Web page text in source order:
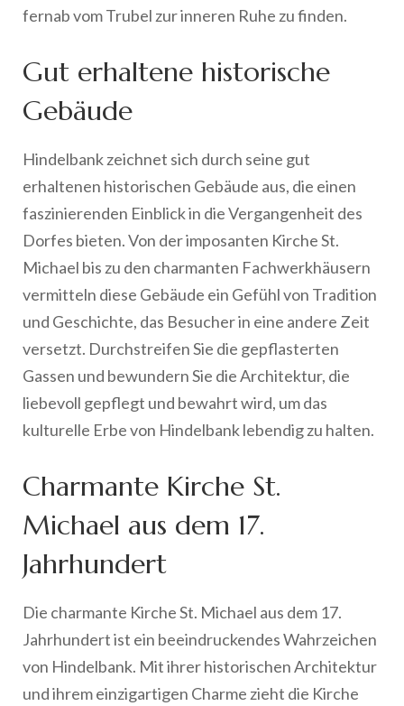
fernab vom Trubel zur inneren Ruhe zu finden.
Gut erhaltene historische
Gebäude
Hindelbank zeichnet sich durch seine gut
erhaltenen historischen Gebäude aus, die einen
faszinierenden Einblick in die Vergangenheit des
Dorfes bieten. Von der imposanten Kirche St.
Michael bis zu den charmanten Fachwerkhäusern
vermitteln diese Gebäude ein Gefühl von Tradition
und Geschichte, das Besucher in eine andere Zeit
versetzt. Durchstreifen Sie die gepflasterten
Gassen und bewundern Sie die Architektur, die
liebevoll gepflegt und bewahrt wird, um das
kulturelle Erbe von Hindelbank lebendig zu halten.
Charmante Kirche St.
Michael aus dem 17.
Jahrhundert
Die charmante Kirche St. Michael aus dem 17.
Jahrhundert ist ein beeindruckendes Wahrzeichen
von Hindelbank. Mit ihrer historischen Architektur
und ihrem einzigartigen Charme zieht die Kirche